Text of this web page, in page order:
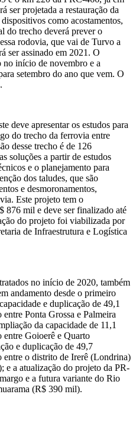
ser projetada a restauração da
como acostamentos,
do trecho deverá prever o
rodovia, que vai de Turvo a
ser assinado em 2021. O
no início de novembro e a
setembro do ano que vem. O
deve apresentar os estudos para
do trecho da ferrovia entre
desse trecho é de 126
soluções a partir de estudos
e o planejamento para
dos taludes, que são
e desmoronamentos,
Este projeto tem o
876 mil e deve ser finalizado até
do projeto foi viabilizada por
de Infraestrutura e Logística
no início de 2020, também
andamento desde o primeiro
e duplicação de 49,1
Ponta Grossa e Palmeira
da capacidade de 11,1
entre Goioerê e Quarto
e duplicação de 49,7
entre o distrito de Irerê (Londrina)
e a atualização do projeto da PR-
e a futura variante do Rio
(R$ 390 mil).